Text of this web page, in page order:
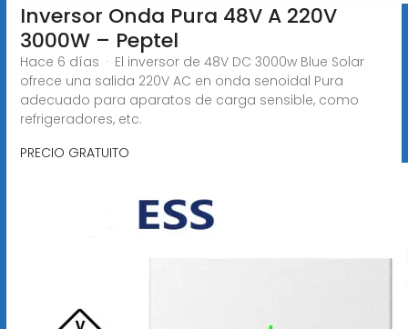
Inversor Onda Pura 48V A 220V
3000W – Peptel
Hace 6 días · El inversor de 48V DC 3000w Blue Solar
ofrece una salida 220V AC en onda senoidal Pura
adecuado para aparatos de carga sensible, como
refrigeradores, etc.
PRECIO GRATUITO